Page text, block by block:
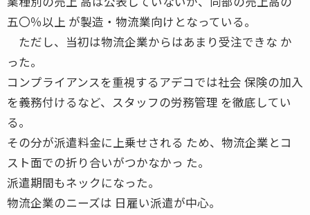
五〇％以上 が製造・物流業向けとなっている。
ただし、当初は物流企業からはあまり受注できな か
った。
コンプライアンスを重視するアデコでは社会 保険の加入
を義務付けるなど、スタッフの労務管理 を徹底してい
る。
その分が派遣料金に上乗せされる ため、物流企業とコ
スト面での折り合いがつかなかっ た。
派遣期間もネックになった。
物流企業のニーズは 日雇い派遣が中心。